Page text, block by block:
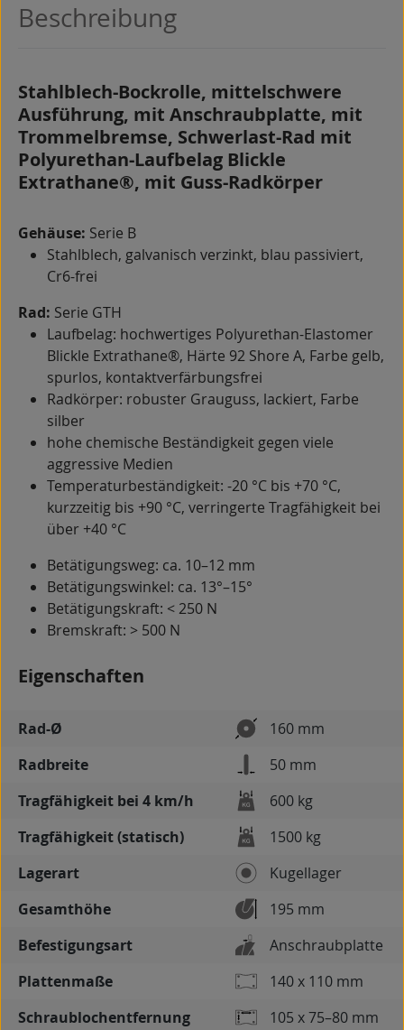
Beschreibung
Stahlblech-Bockrolle, mittelschwere
Ausführung, mit Anschraubplatte, mit
Trommelbremse, Schwerlast-Rad mit
Polyurethan-Laufbelag Blickle
Extrathane®, mit Guss-Radkörper
Gehäuse: Serie B
Stahlblech, galvanisch verzinkt, blau passiviert,
Cr6-frei
Rad: Serie GTH
Laufbelag: hochwertiges Polyurethan-Elastomer
Blickle Extrathane®, Härte 92 Shore A, Farbe gelb,
spurlos, kontaktverfärbungsfrei
Radkörper: robuster Grauguss, lackiert, Farbe
silber
hohe chemische Beständigkeit gegen viele
aggressive Medien
Temperaturbeständigkeit: -20 °C bis +70 °C,
kurzzeitig bis +90 °C, verringerte Tragfähigkeit bei
über +40 °C
Betätigungsweg: ca. 10–12 mm
Betätigungswinkel: ca. 13°–15°
Betätigungskraft: < 250 N
Bremskraft: > 500 N
Eigenschaften
Rad-Ø
160 mm
Radbreite
50 mm
Tragfähigkeit bei 4 km/h
600 kg
Tragfähigkeit (statisch)
1500 kg
Lagerart
Kugellager
Gesamthöhe
195 mm
Befestigungsart
Anschraubplatte
Plattenmaße
140 x 110 mm
Schraublochentfernung
105 x 75–80 mm